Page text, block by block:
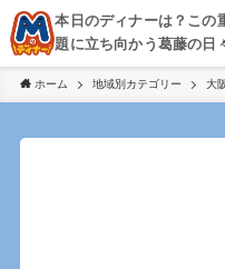
本日のディナーは？この
題に立ち向かう葛藤の日
阪・京都・神戸を中心と
歩き、飲み歩きを綴る。
ホーム 地域別カテゴリー 大